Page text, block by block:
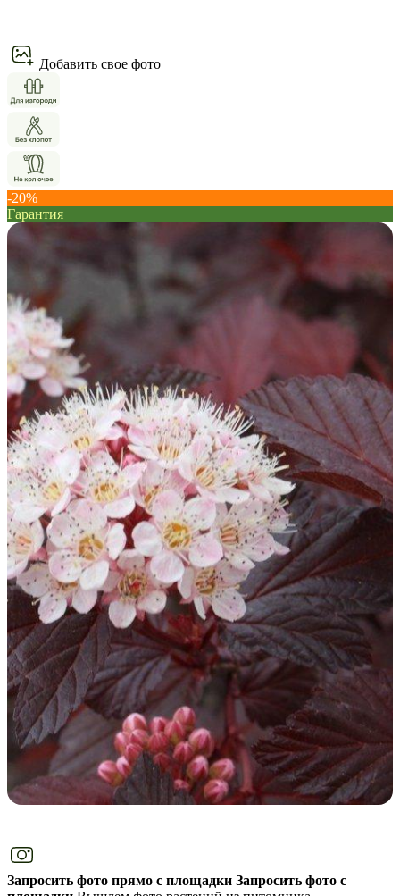
Добавить свое фото
-20%
Гарантия
Запросить фото прямо с площадки Запросить фото с